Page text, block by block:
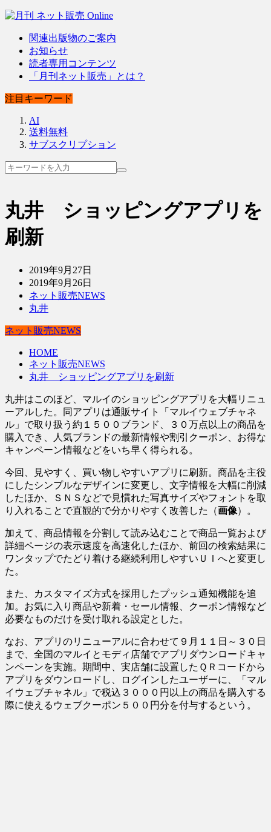
関連出版物のご案内
お知らせ
読者専用コンテンツ
「月刊ネット販売」とは？
注目キーワード
AI
送料無料
サブスクリプション
丸井 ショッピングアプリを
刷新
2019年9月27日
2019年9月26日
ネット販売NEWS
丸井
ネット販売NEWS
HOME
ネット販売NEWS
丸井 ショッピングアプリを刷新
丸井はこのほど、マルイのショッピングアプリを大幅リニュ
ーアルした。同アプリは通販サイト「マルイウェブチャネ
ル」で取り扱う約１５００ブランド、３０万点以上の商品を
購入でき、人気ブランドの最新情報や割引クーポン、お得な
キャンペーン情報などをいち早く得られる。
今回、見やすく、買い物しやすいアプリに刷新。商品を主役
にしたシンプルなデザインに変更し、文字情報を大幅に削減
したほか、ＳＮＳなどで見慣れた写真サイズやフォントを取
り入れることで直観的で分かりやすく改善した（画像）。
加えて、商品情報を分割して読み込むことで商品一覧および
詳細ページの表示速度を高速化したほか、前回の検索結果に
ワンタップでたどり着ける継続利用しやすいＵＩへと変更し
た。
また、カスタマイズ方式を採用したプッシュ通知機能を追
加。お気に入り商品や新着・セール情報、クーポン情報など
必要なものだけを受け取れる設定とした。
なお、アプリのリニューアルに合わせて９月１１日～３０日
まで、全国のマルイとモディ店舗でアプリダウンロードキャ
ンペーンを実施。期間中、実店舗に設置したＱＲコードから
アプリをダウンロードし、ログインしたユーザーに、「マル
イウェブチャネル」で税込３０００円以上の商品を購入する
際に使えるウェブクーポン５００円分を付与するという。